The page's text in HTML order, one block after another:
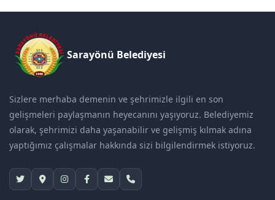
Sarayönü Belediyesi
Sizlere merhaba demenin ve şehrimizle ilgili en son
gelişmeleri paylaşmanın heyecanını yaşıyoruz. Belediyemiz
olarak, şehrimizi daha yaşanabilir ve gelişmiş kılmak adına
yaptığımız çalışmalar hakkında sizi bilgilendirmek istiyoruz.